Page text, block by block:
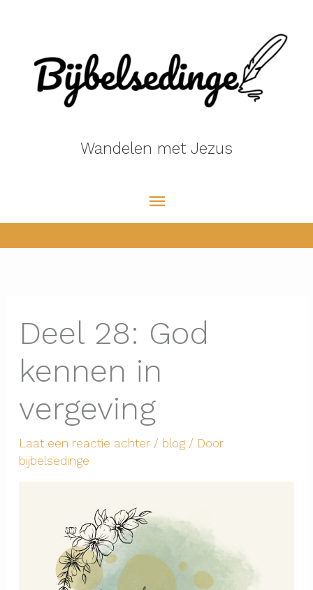
inhoud
Wandelen met Jezus
Hoofdmenu
Deel 28: God
kennen in
vergeving
Laat een reactie achter / blog/ Door
bijbelsedinge